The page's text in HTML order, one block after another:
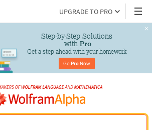
UPGRADE TO PRO
Step-by-Step Solutions
with Pro
Get a step ahead with your homework
Go Pro Now